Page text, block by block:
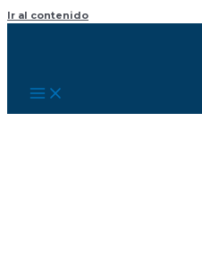
Ir al contenido